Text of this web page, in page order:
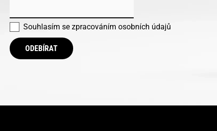
Souhlasím se zpracováním osobních údajů
ODEBÍRAT